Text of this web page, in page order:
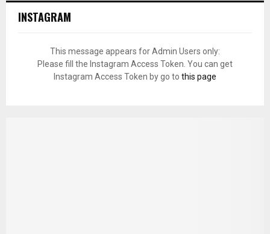
INSTAGRAM
This message appears for Admin Users only:
Please fill the Instagram Access Token. You can get
Instagram Access Token by go to this page